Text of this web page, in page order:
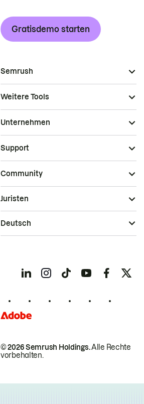
Gratisdemo starten
Semrush
Weitere Tools
Unternehmen
Support
Community
© 2026 Semrush Holdings.Alle Rechte
vorbehalten.
Juristen
Deutsch